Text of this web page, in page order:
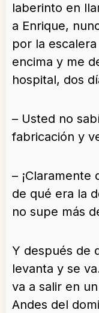
laberinto en
a Enrique,
por la
encima y me
hospital, dos
– Usted no
fabricación y
– ¡Claramente
de qué era la
no supe más
Y después de
levanta y se
va a salir en
Andes del